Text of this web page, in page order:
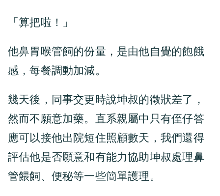
「算把啦！」
他鼻胃喉管飼的份量，是由他自覺的飽餓
感，每餐調動加減。
幾天後，同事交更時說坤叔的徵狀差了，
然而不願意加藥。直系親屬中只有侄仔答
應可以接他出院短住照顧數天，我們還得
評估他是否願意和有能力協助坤叔處理鼻
管餵飼、便秘等一些簡單護理。